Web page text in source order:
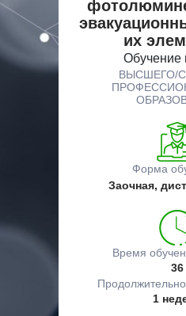
их
Обучение
ВЫСШЕГО/
Форма
Заочная,
Время
36
1